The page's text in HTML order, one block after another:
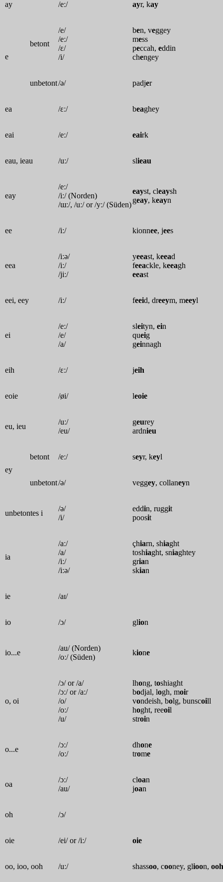
ay /eː/ ayr, kay
e
betont
/e/
/eː/
/ɛ/
/i/
ben, veggey
mess
peccah, eddin
chengey
unbetont/ə/ padjer
ea /ɛː/ beaghey
eai /eː/ eairk
eau, ieau /uː/ slieau
eay
/eː/
/iː/ (Norden)
/ɯː/, /uː/ or /yː/ (Süden)
eayst, cleaysh
geay, keayn
ee /iː/ kionnee, jees
eea
/iːə/
/iː/
/jiː/
yeeast, keead
feeackle, keeagh
eeast
eei, eey /iː/ feeid, dreeym, meeyl
ei
/eː/
/e/
/a/
sleityn, ein
queig
geinnagh
eih /ɛː/ jeih
eoie /øi/ leoie
eu, ieu
/uː/
/eu/
geurey
ardnieu
ey
betont /eː/ seyr, keyl
unbetont/ə/ veggey, collaneyn
unbetontes i
/ə/
/i/
eddin, ruggit
poosit
ia
/aː/
/a/
/iː/
/iːə/
çhiarn, shiaght
toshiaght, sniaghtey
grian
skian
ie /aɪ/
io /ɔ/ glion
io...e
/au/ (Norden)
/oː/ (Süden)
kione
o, oi
/ɔ/ or /a/
/ɔː/ or /aː/
/o/
/oː/
/u/
lhong, toshiaght
bodjal, logh, moir
vondeish, bolg, bunscoill
hoght, reeoil
stroin
o...e
/ɔː/
/oː/
dhone
trome
oa
/ɔː/
/au/
cloan
joan
oh /ɔ/
oie /ei/ or /iː/ oie
oo, ioo, ooh /uː/ shassoo, cooney, glioon, ooh